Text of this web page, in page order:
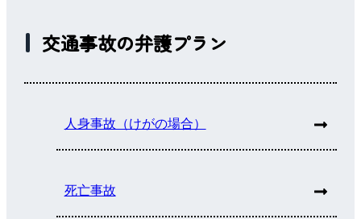
交通事故の弁護プラン
人身事故（けがの場合）
死亡事故